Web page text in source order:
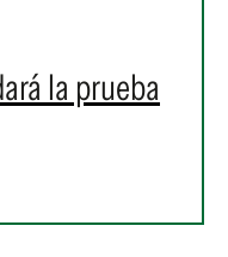
la prueba